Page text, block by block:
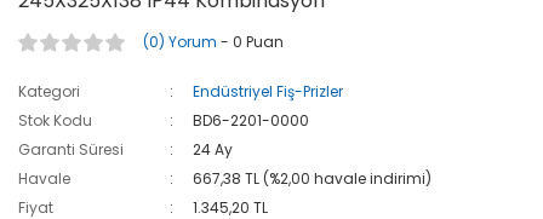
(0) Yorum - 0 Puan
Kategori
Endüstriyel Fiş-Prizler
Stok Kodu
BD6-2201-0000
Garanti Süresi
24 Ay
Havale
667,38 TL (%2,00 havale indirimi)
Fiyat
1.345,20 TL